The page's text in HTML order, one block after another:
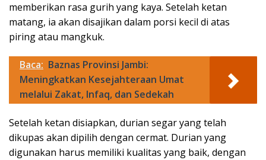
memberikan rasa gurih yang kaya. Setelah ketan
matang, ia akan disajikan dalam porsi kecil di atas
piring atau mangkuk.
Baca: Baznas Provinsi Jambi:
Meningkatkan Kesejahteraan Umat
melalui Zakat, Infaq, dan Sedekah
Setelah ketan disiapkan, durian segar yang telah
dikupas akan dipilih dengan cermat. Durian yang
digunakan harus memiliki kualitas yang baik, dengan